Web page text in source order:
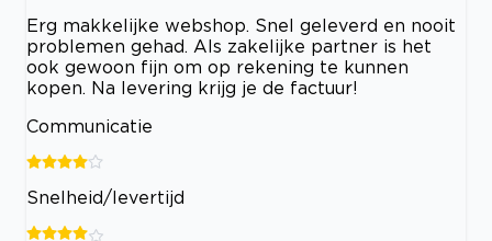
Erg makkelijke webshop. Snel geleverd en nooit
problemen gehad. Als zakelijke partner is het
ook gewoon fijn om op rekening te kunnen
kopen. Na levering krijg je de factuur!
Communicatie
Snelheid/levertijd